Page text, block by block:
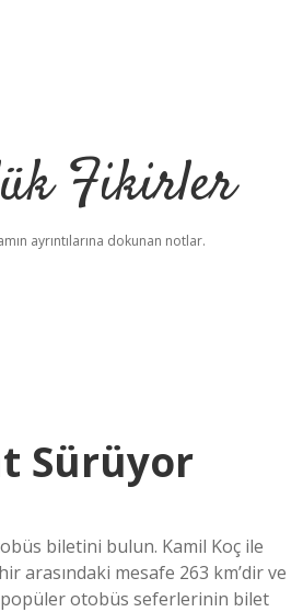
Fikirler
ayrıntılarına dokunan notlar.
Sürüyor
biletini bulun. Kamil Koç ile
arasındaki mesafe 263 km’dir ve
popüler otobüs seferlerinin bilet